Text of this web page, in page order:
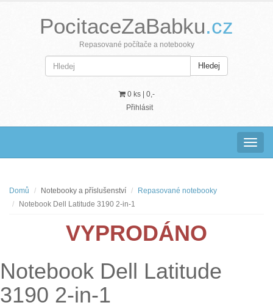
PocitaceZaBabku.cz
Repasované počítače a notebooky
Hledej
0 ks | 0,-
Přihlásit
Domů Notebooky a příslušenství
Repasované notebooky
Notebook Dell Latitude 3190 2-in-1
VYPRODÁNO
Notebook Dell Latitude
3190 2-in-1